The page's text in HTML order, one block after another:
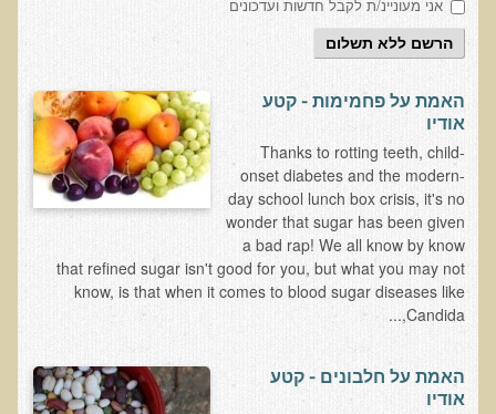
דפי מידע
רשימת תוצרת מרוססת
רשימת מאכלים המכילים חומצה אוקסלית
דף כספית
רשימת מאכלים המכילים היסטמין
עשרת המזונות
עדויות מטופלים
אדם ורופא שנותן לי אלטרנטיבה אחרת ממה שהרופאים שפגשתי נתנו
לי
אני מעוניינ/ת לקבל חדשות ועדכונים
הרשם ללא תשלום
האמת על פחמימות - קטע
אודיו
Thanks to rotting teeth, child-
onset diabetes and the modern-
day school lunch box crisis, it's no
wonder that sugar has been given
a bad rap! We all know by know
that refined sugar isn't good for you, but what you may not
know, is that when it comes to blood sugar diseases like
Candida,...
האמת על חלבונים - קטע
אודיו